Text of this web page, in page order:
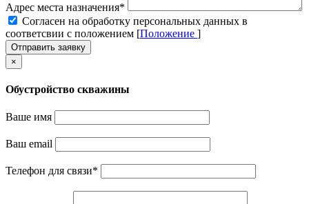
Адрес места назначения*
Cогласен на обработку персональных данных в
соответсвии с положением [Положение ]
Отправить заявку
×
Обустройство скважины
Ваше имя
Ваш email
Телефон для связи*